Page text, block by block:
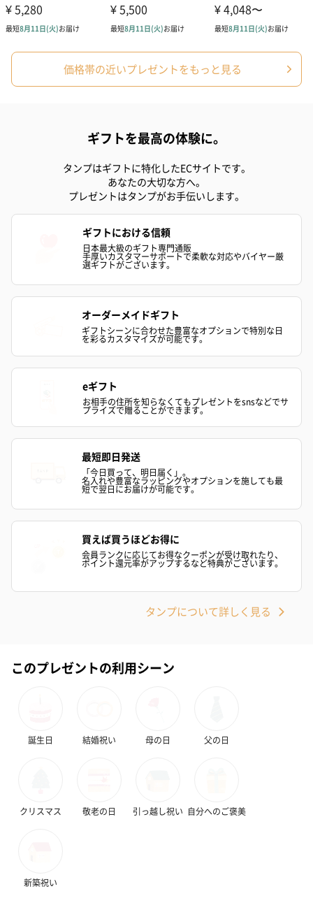
価格帯の近いプレゼントをもっと見る
ギフトを最高の体験に。
タンプはギフトに特化したECサイトです。
あなたの大切な方へ。
プレゼントはタンプがお手伝いします。
ギフトにおける信頼
日本最大級のギフト専門通販
手厚いカスタマーサポートで柔軟な対応やバイヤー厳
選ギフトがございます。
オーダーメイドギフト
ギフトシーンに合わせた豊富なオプションで特別な日
を彩るカスタマイズが可能です。
eギフト
お相手の住所を知らなくてもプレゼントをsnsなどでサ
プライズで贈ることができます。
最短即日発送
「今日買って、明日届く」。
名入れや豊富なラッピングやオプションを施しても最
短で翌日にお届けが可能です。
買えば買うほどお得に
会員ランクに応じてお得なクーポンが受け取れたり、
ポイント還元率がアップするなど特典がございます。
タンプについて詳しく見る
このプレゼントの利用シーン
誕生日 結婚祝い 母の日 父の日
クリスマス 敬老の日 引っ越し祝い 自分へのご褒美
新築祝い